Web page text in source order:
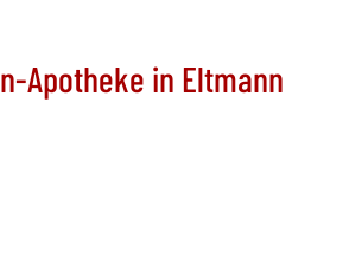
Apotheke in Eltmann